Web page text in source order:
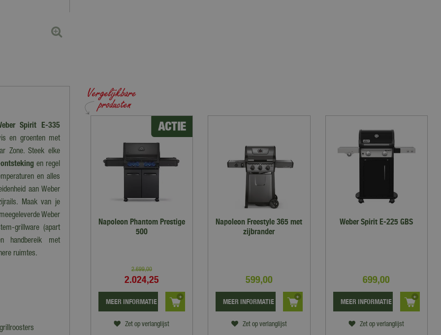
Spirit E-335
en groenten met
Zone. Steek elke
en regel
en alles
aan Weber
Maak van je
Weber
grillware (apart
handbereik met
ruimtes.
Napoleon Phantom Prestige
500
2.699,00
2.024,25
Zet op verlanglijst
MEER INFORMATIE
Napoleon Freestyle 365 met
zijbrander
599,00
Zet op verlanglijst
MEER INFORMATIE
Weber Spirit E-225 GBS
699,00
Zet op verlanglijst
MEER INFORMATIE